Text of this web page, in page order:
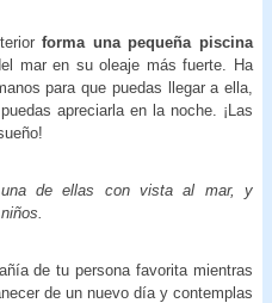
forma una pequeña piscina
mar en su oleaje más fuerte. Ha
para que puedas llegar a ella,
apreciarla en la noche. ¡Las
de ellas con vista al mar, y
de tu persona favorita mientras
de un nuevo día y contemplas